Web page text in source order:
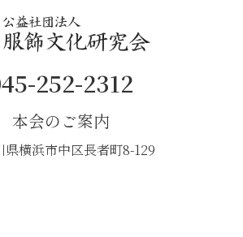
252-2312
本会のご案内
県横浜市中区長者町8-129